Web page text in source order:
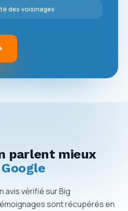
des voisinages
parlent mieux
Google
avis vérifié sur Big
sont récupérés en